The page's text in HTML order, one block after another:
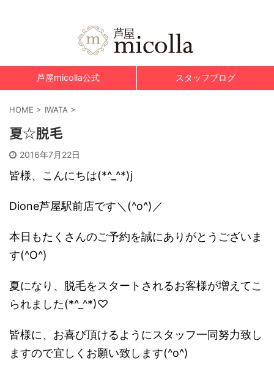
芦屋micolla公式 スタッフブログ
HOME > IWATA >
夏☆脱毛
2016年7月22日
皆様、こんにちは(*^_^*)j
Dione芦屋駅前店です＼(^o^)／
本日もたくさんのご予約を誠にありがとうございま
す(^O^)
夏になり、脱毛をスタートされるお客様が増えてこ
られました(*^_^*)♡
皆様に、お喜び頂けるようにスタッフ一同努力致し
ますので宜しくお願い致します(^o^)